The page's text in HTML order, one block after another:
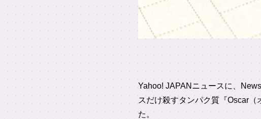
Yahoo! JAPANニュースに、
スだけ殺すタンパク質『Oscar
た。